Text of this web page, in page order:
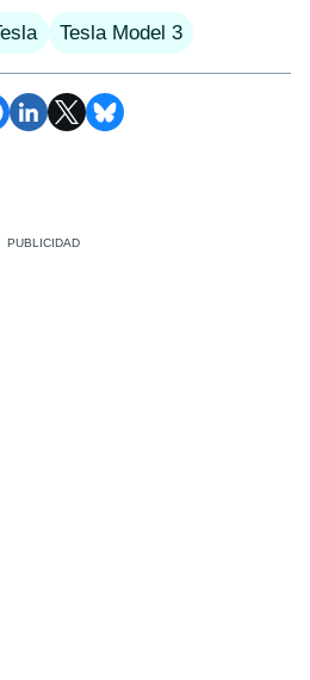
Tesla Model 3